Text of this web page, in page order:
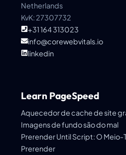
Netherlands
KvK: 27307732
+31 164 313023
info@corewebvitals.io
linkedin
Learn PageSpeed
Aquecedor de cache de site
Imagens de fundo são do mal
Prerender Until Script: O
Prerender